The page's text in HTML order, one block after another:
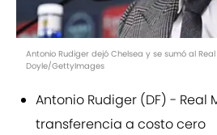
Antonio Rudiger dejó Chelsea y se sumó al
Doyle/GettyImages
Antonio Rudiger (DF) - Real
transferencia a costo cero